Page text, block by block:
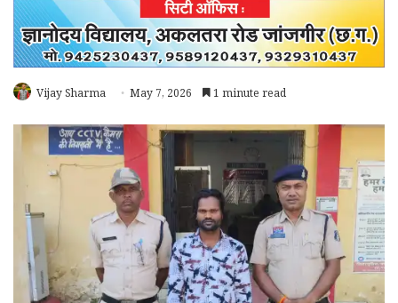
Vijay Sharma May 7, 2026 1 minute read